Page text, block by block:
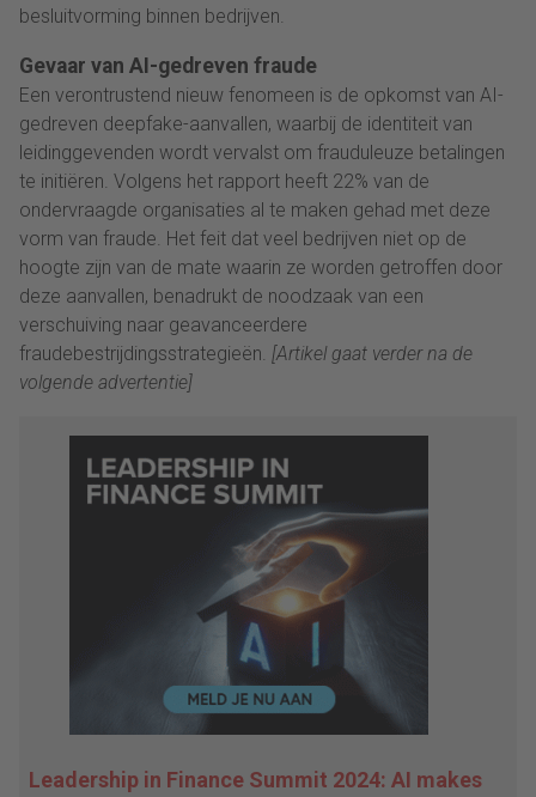
besluitvorming binnen bedrijven.
Gevaar van AI-gedreven fraude
Een verontrustend nieuw fenomeen is de opkomst van AI-
gedreven deepfake-aanvallen, waarbij de identiteit van
leidinggevenden wordt vervalst om frauduleuze betalingen
te initiëren. Volgens het rapport heeft 22% van de
ondervraagde organisaties al te maken gehad met deze
vorm van fraude. Het feit dat veel bedrijven niet op de
hoogte zijn van de mate waarin ze worden getroffen door
deze aanvallen, benadrukt de noodzaak van een
verschuiving naar geavanceerdere
fraudebestrijdingsstrategieën. [Artikel gaat verder na de
volgende advertentie]
Leadership in Finance Summit 2024: AI makes